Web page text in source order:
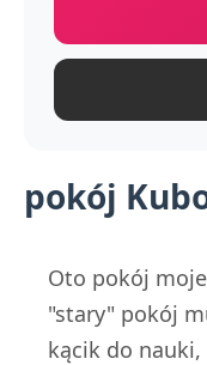
pokój
Oto pokój
"stary" pokój
kącik do